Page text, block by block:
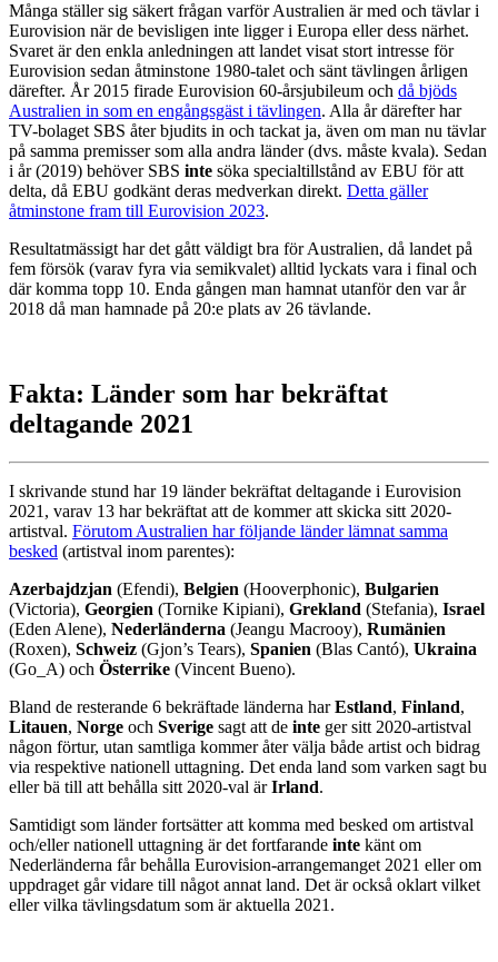
Många ställer sig säkert frågan varför Australien är med och tävlar i
Eurovision när de bevisligen inte ligger i Europa eller dess närhet.
Svaret är den enkla anledningen att landet visat stort intresse för
Eurovision sedan åtminstone 1980-talet och sänt tävlingen årligen
därefter. År 2015 firade Eurovision 60-årsjubileum och då bjöds
Australien in som en engångsgäst i tävlingen. Alla år därefter har
TV-bolaget SBS åter bjudits in och tackat ja, även om man nu tävlar
på samma premisser som alla andra länder (dvs. måste kvala). Sedan
i år (2019) behöver SBS inte söka specialtillstånd av EBU för att
delta, då EBU godkänt deras medverkan direkt. Detta gäller
åtminstone fram till Eurovision 2023.
Resultatmässigt har det gått väldigt bra för Australien, då landet på
fem försök (varav fyra via semikvalet) alltid lyckats vara i final och
där komma topp 10. Enda gången man hamnat utanför den var år
2018 då man hamnade på 20:e plats av 26 tävlande.
Fakta: Länder som har bekräftat
deltagande 2021
I skrivande stund har 19 länder bekräftat deltagande i Eurovision
2021, varav 13 har bekräftat att de kommer att skicka sitt 2020-
artistval. Förutom Australien har följande länder lämnat samma
besked (artistval inom parentes):
Azerbajdzjan (Efendi), Belgien (Hooverphonic), Bulgarien
(Victoria), Georgien (Tornike Kipiani), Grekland (Stefania), Israel
(Eden Alene), Nederländerna (Jeangu Macrooy), Rumänien
(Roxen), Schweiz (Gjon’s Tears), Spanien (Blas Cantó), Ukraina
(Go_A) och Österrike (Vincent Bueno).
Bland de resterande 6 bekräftade länderna harEstland, Finland,
Litauen, Norge och Sverige sagt att de inte ger sitt 2020-artistval
någon förtur, utan samtliga kommer åter välja både artist och bidrag
via respektive nationell uttagning. Det enda land som varken sagt bu
eller bä till att behålla sitt 2020-val ärIrland.
Samtidigt som länder fortsätter att komma med besked om artistval
och/eller nationell uttagning är det fortfarande inte känt om
Nederländerna får behålla Eurovision-arrangemanget 2021 eller om
uppdraget går vidare till något annat land. Det är också oklart vilket
eller vilka tävlingsdatum som är aktuella 2021.